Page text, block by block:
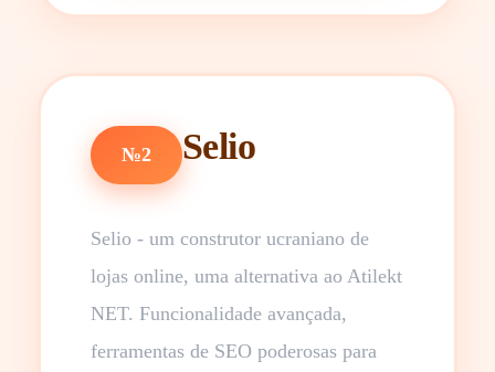
№2 Selio
Selio - um construtor ucraniano de
lojas online, uma alternativa ao Atilekt
NET. Funcionalidade avançada,
ferramentas de SEO poderosas para